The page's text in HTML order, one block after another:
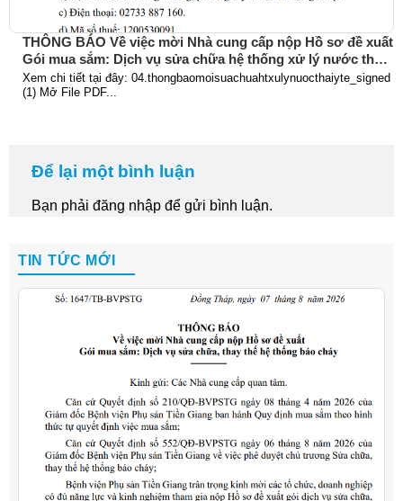
THÔNG BÁO Về việc mời Nhà cung cấp nộp Hồ sơ đề xuất
Gói mua sắm: Dịch vụ sửa chữa hệ thống xử lý nước thải
y tế
Xem chi tiết tại đây: 04.thongbaomoisuachuahtxulynuocthaiyte_signed
(1) Mở File PDF...
Để lại một bình luận
Bạn phải đăng nhậpđể gửi bình luận.
TIN TỨC MỚI